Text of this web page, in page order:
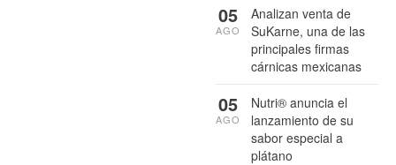
Analizan venta de
SuKarne, una de las
principales firmas
cárnicas mexicanas
05
AGO
Nutri® anuncia el
lanzamiento de su
sabor especial a
plátano
05
AGO